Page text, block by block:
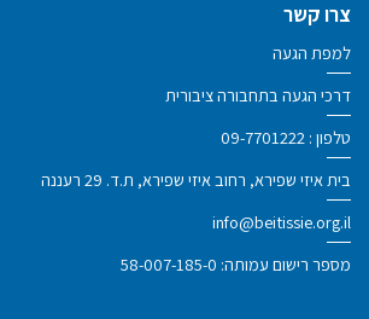
צרו קשר
למפת הגעה
דרכי הגעה בתחבורה ציבורית
טלפון : 09-7701222
בית איזי שפירא, רחוב איזי שפירא, ת.ד. 29 רעננה
info@beitissie.org.il
מספר רישום עמותה: 58-007-185-0